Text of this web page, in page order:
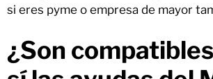
si eres pyme o empresa de mayor
¿Son